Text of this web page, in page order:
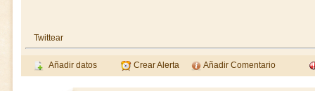
Twittear
Añadir datos Crear Alerta Añadir Comentario